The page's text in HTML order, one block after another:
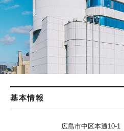
基本情報
広島市中区本通10-1